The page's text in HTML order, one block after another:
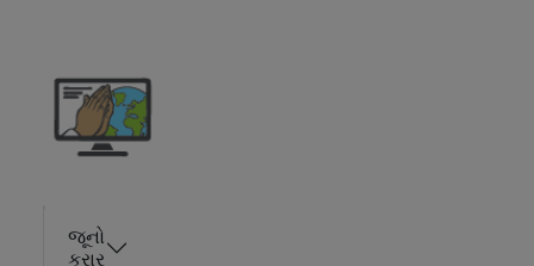
જૂનો
કરાર